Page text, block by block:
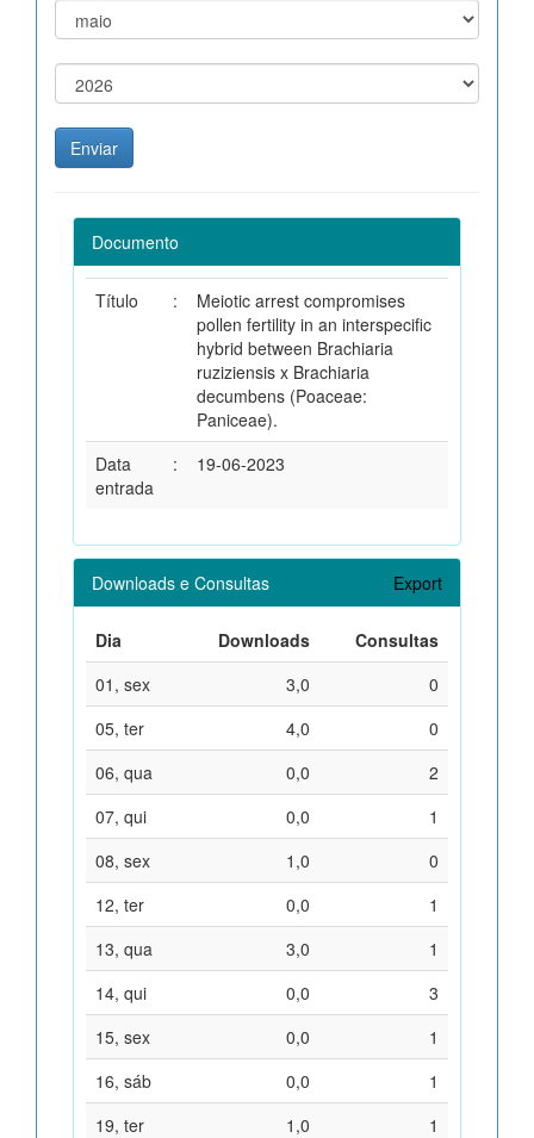
Documento
Título :
Meiotic arrest compromises
pollen fertility in an interspecific
hybrid between Brachiaria
ruziziensis x Brachiaria
decumbens (Poaceae:
Paniceae).
Data
entrada
: 19-06-2023
Downloads e Consultas Export
Dia Downloads
Consultas
01, sex
3,0
0
05, ter
4,0
0
06, qua
0,0
2
07, qui
0,0
1
08, sex
1,0
0
12, ter
0,0
1
13, qua
3,0
1
14, qui
0,0
3
15, sex
0,0
1
16, sáb
0,0
1
19, ter
1,0
1